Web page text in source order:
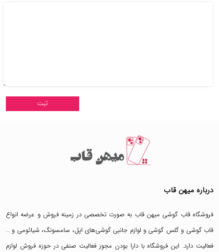
درباره میهن قاب
فروشگاه قاب گوشی میهن قاب به صورت تخصصی در زمینه فروش و عرضه انواع
قاب گوشی وگلس گوشی و لوازم جانبی گوشی‌های اپل، سامسونگ، شیائومی و …
فعالیت دارد. این فروشگاه با دارا بودن مجوز فعالیت صنفی در حوزه فروش لوازم